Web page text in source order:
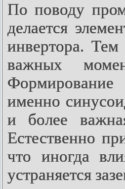
По поводу
делается
инвертора.
важных
именно
и более
Естественно
что иногда
устраняется